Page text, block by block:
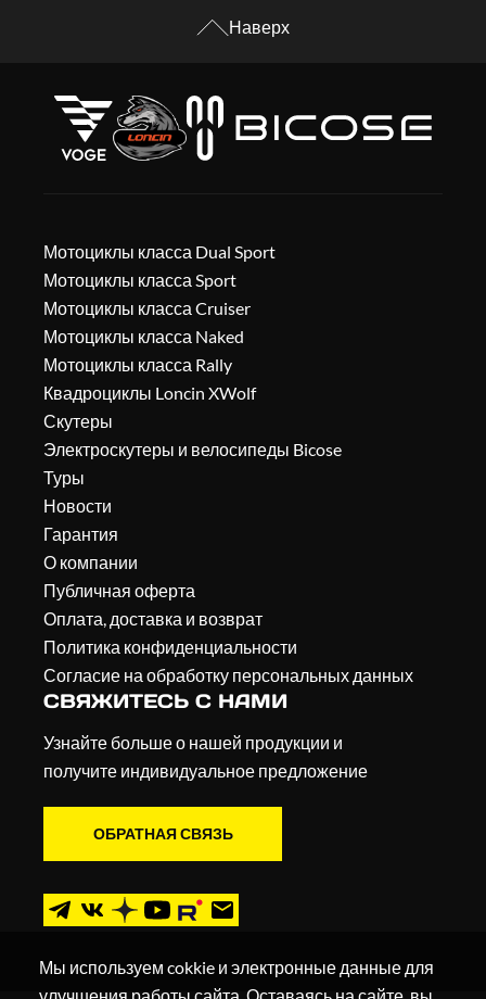
Наверх
Мотоциклы класса Dual Sport
Мотоциклы класса Sport
Мотоциклы класса Cruiser
Мотоциклы класса Naked
Мотоциклы класса Rally
Квадроциклы Loncin XWolf
Скутеры
Электроскутеры и велосипеды Bicose
Туры
Новости
Гарантия
О компании
Публичная оферта
Оплата, доставка и возврат
Политика конфиденциальности
Согласие на обработку персональных данных
СВЯЖИТЕСЬ С НАМИ
Узнайте больше о нашей продукции и
получите индивидуальное предложение
ОБРАТНАЯ СВЯЗЬ
Мы используем cokkie и электронные данные для